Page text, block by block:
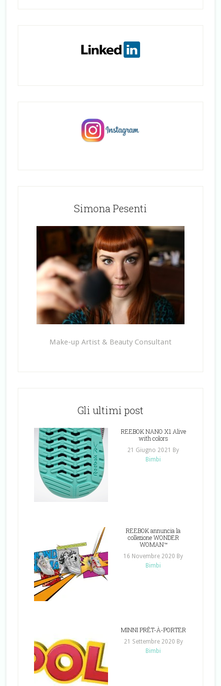
Simona Pesenti
Make-up Artist & Beauty Consultant
Gli ultimi post
REEBOK NANO X1 Alive
with colors
21 Giugno 2021
By
Bimbi
REEBOK annuncia la
collezione WONDER
WOMAN™
16 Novembre 2020 By
Bimbi
MINNI PRÊT-À-PORTER
21 Settembre 2020 By
Bimbi